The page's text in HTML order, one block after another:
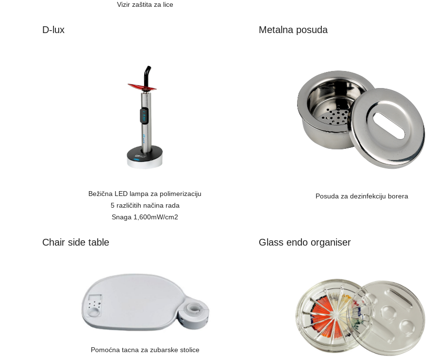
Vizir zaštita za lice
D-lux
Bežična LED lampa za polimerizaciju
5 različitih načina rada
Snaga 1,600mW/cm2
Metalna posuda
Posuda za dezinfekciju borera
Chair side table
Pomoćna tacna za zubarske stolice
Glass endo organiser